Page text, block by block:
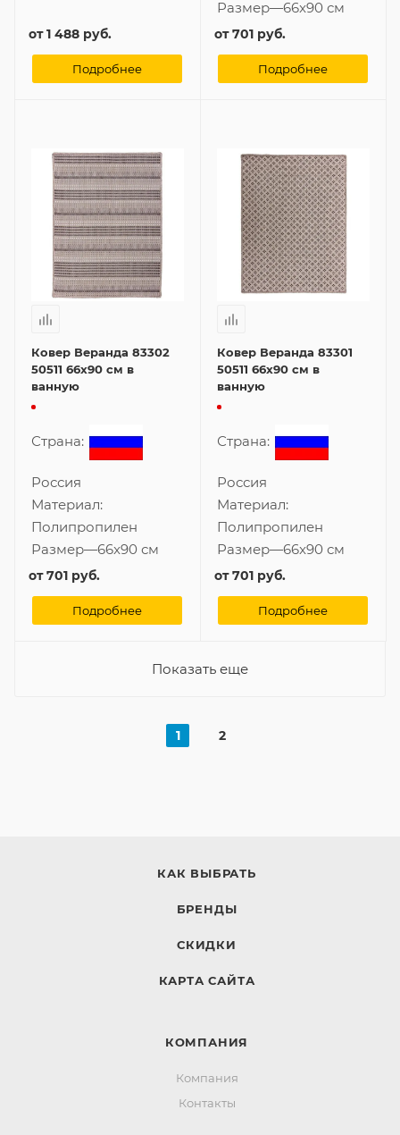
от1 488 руб.
Подробнее
Размер—66x90 см
от701 руб.
Подробнее
Ковер Веранда 83302
50511 66x90 см в
ванную
Страна:
Россия
Материал:
Полипропилен
Размер—66x90 см
от701 руб.
Подробнее
Ковер Веранда 83301
50511 66x90 см в
ванную
Страна:
Россия
Материал:
Полипропилен
Размер—66x90 см
от701 руб.
Подробнее
Показать еще
1 2
КАК ВЫБРАТЬ
БРЕНДЫ
СКИДКИ
КАРТА САЙТА
КОМПАНИЯ
Компания
Контакты